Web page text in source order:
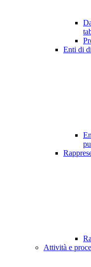
Enti di
Attività e